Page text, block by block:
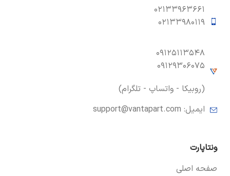
۰۲۱۳۳۹۶۳۶۶۱
۰۲۱۳۳۹۸۰۱۱۹
۰۹۱۲۵۱۱۳۵۴۸
۰۹۱۲۹۳۰۶۰۷۵
(روبیکا - واتساپ - تلگرام)
ایمیل: support@vantapart.com
ونتاپارت
صفحه اصلی